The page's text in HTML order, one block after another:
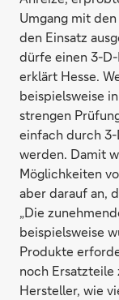
Umgang mit
den Einsatz
dürfe einen 3-
erklärt Hesse.
beispielsweise
strengen
einfach durch
werden. Damit
Möglichkeiten
aber darauf an,
„Die
beispielsweise
Produkte
noch Ersatzteile
Hersteller, wie